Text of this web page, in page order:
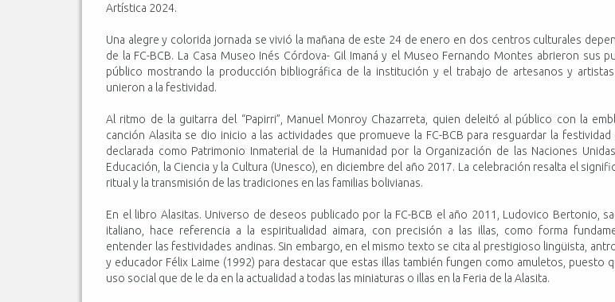
Artística 2024.
Una alegre y colorida jornada se vivió la mañana de este 24 de enero en dos centros culturales
de la FC-BCB. La Casa Museo Inés Córdova- Gil Imaná y el Museo Fernando Montes abrieron sus
público mostrando la producción bibliográfica de la institución y el trabajo de artesanos y
unieron a la festividad.
Al ritmo de la guitarra del “Papirri”, Manuel Monroy Chazarreta, quien deleitó al público con la
canción Alasita se dio inicio a las actividades que promueve la FC-BCB para resguardar la
declarada como Patrimonio Inmaterial de la Humanidad por la Organización de las Naciones
Educación, la Ciencia y la Cultura (Unesco), en diciembre del año 2017. La celebración resalta el
ritual y la transmisión de las tradiciones en las familias bolivianas.
En el libro Alasitas. Universo de deseos publicado por la FC-BCB el año 2011, Ludovico Bertonio,
italiano, hace referencia a la espiritualidad aimara, con precisión a las illas, como forma
entender las festividades andinas. Sin embargo, en el mismo texto se cita al prestigioso lingüista,
y educador Félix Laime (1992) para destacar que estas illas también fungen como amuletos, puesto
uso social que de le da en la actualidad a todas las miniaturas o illas en la Feria de la Alasita.